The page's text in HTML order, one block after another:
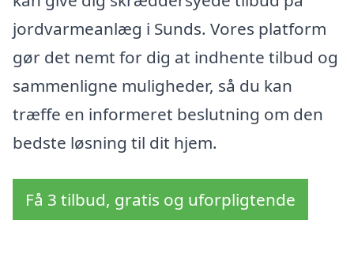
jordvarmeanlæg i Sunds. Vores platform
gør det nemt for dig at indhente tilbud og
sammenligne muligheder, så du kan
træffe en informeret beslutning om den
bedste løsning til dit hjem.
Få 3 tilbud, gratis og uforpligtende